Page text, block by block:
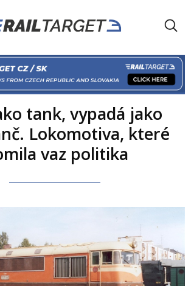
tank, vypadá jako
Lokomotiva, které
vaz politika